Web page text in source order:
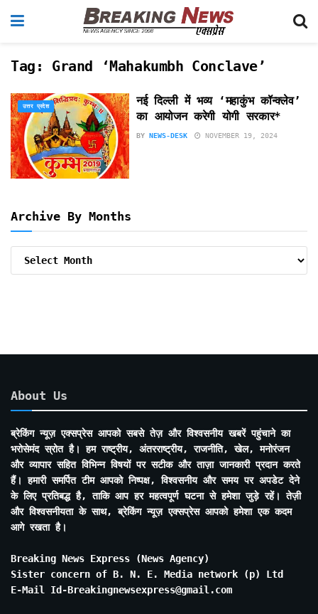
Tag: Grand ‘Mahakumbh Conclave’
उत्तर प्रदेश
नई दिल्ली में भव्य ‘महाकुंभ कॉन्क्लेव’
का आयोजन करेगी योगी सरकार*
BY NEWS-DESK NOVEMBER 19, 2024
Archive By Months
About Us
ब्रेकिंग न्यूज़ एक्सप्रेस आपको सबसे तेज़ और विश्वसनीय खबरें पहुंचाने का
भरोसेमंद स्रोत है। हम राष्ट्रीय, अंतरराष्ट्रीय, राजनीति, खेल, मनोरंजन
और व्यापार सहित विभिन्न विषयों पर सटीक और ताज़ा जानकारी प्रदान करते
हैं। हमारी समर्पित टीम आपको निष्पक्ष, विश्वसनीय और समय पर अपडेट देने
के लिए प्रतिबद्ध है, ताकि आप हर महत्वपूर्ण घटना से हमेशा जुड़े रहें। तेज़ी
और विश्वसनीयता के साथ, ब्रेकिंग न्यूज़ एक्सप्रेस आपको हमेशा एक कदम
आगे रखता है।
Breaking News Express (News Agency)
Sister concern of B. N. E. Media network (p) Ltd
E-Mail Id-Breakingnewsexpress@gmail.com